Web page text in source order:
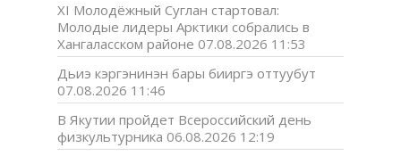
XI Молодёжный Суглан стартовал:
Молодые лидеры Арктики собрались в
Хангаласском районе 07.08.2026 11:53
Дьиэ кэргэнинэн бары бииргэ оттуубут
07.08.2026 11:46
В Якутии пройдет Всероссийский день
физкультурника 06.08.2026 12:19